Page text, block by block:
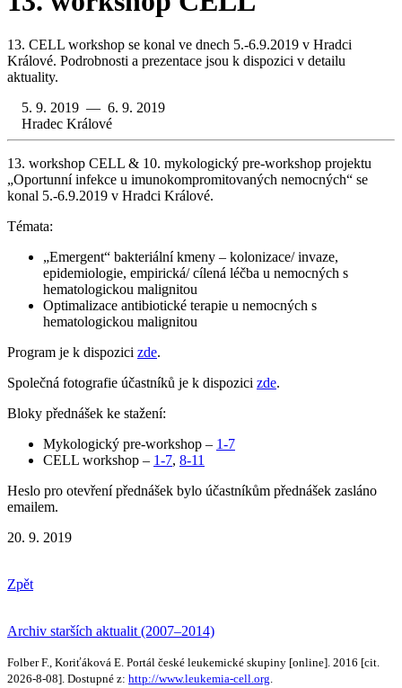
13. CELL workshop se konal ve dnech 5.-6.9.2019 v Hradci
Králové. Podrobnosti a prezentace jsou k dispozici v detailu
aktuality.
5. 9. 2019 — 6. 9. 2019
Hradec Králové
13. workshop CELL & 10. mykologický pre-workshop projektu
„Oportunní infekce u imunokompromitovaných nemocných“ se
konal 5.-6.9.2019 v Hradci Králové.
Témata:
„Emergent“ bakteriální kmeny – kolonizace/ invaze,
epidemiologie, empirická/ cílená léčba u nemocných s
hematologickou malignitou
Optimalizace antibiotické terapie u nemocných s
hematologickou malignitou
Program je k dispozici zde.
Společná fotografie účastníků je k dispozici zde.
Bloky přednášek ke stažení:
Mykologický pre-workshop – 1-7
CELL workshop – 1-7, 8-11
Heslo pro otevření přednášek bylo účastníkům přednášek zasláno
emailem.
20. 9. 2019
Zpět
Archiv starších aktualit (2007–2014)
Folber F., Koriťáková E. Portál české leukemické skupiny [online]. 2016 [cit.
2026-8-08]. Dostupné z: http://www.leukemia-cell.org.